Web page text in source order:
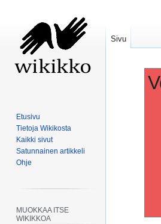
Sivu
Etusivu
Tietoja Wikikosta
Kaikki sivut
Satunnainen artikkeli
Ohje
MUOKKAA ITSE
WIKIKKOA